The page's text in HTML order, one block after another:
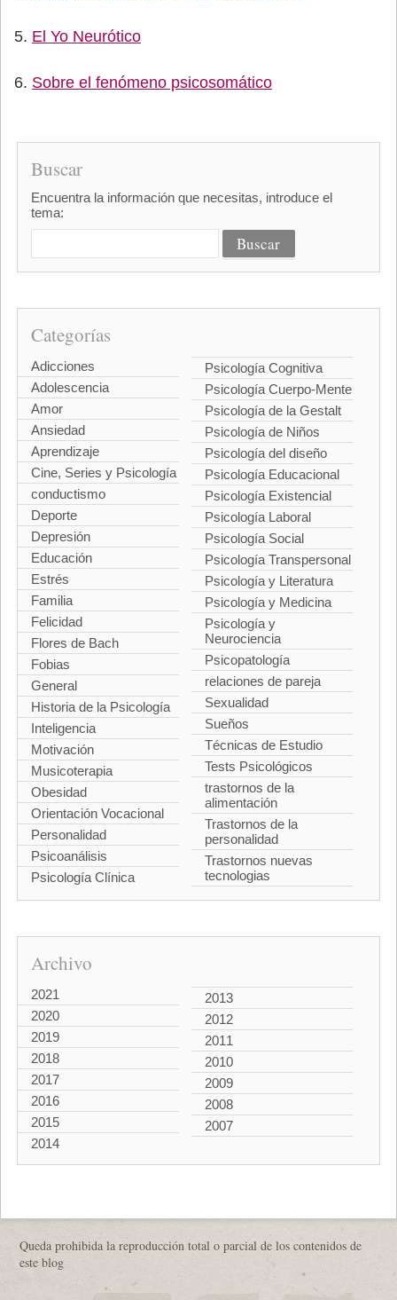
El Yo Neurótico
Sobre el fenómeno psicosomático
Buscar
Encuentra la información que necesitas, introduce el
tema:
Categorías
Adicciones
Adolescencia
Amor
Ansiedad
Aprendizaje
Cine, Series y Psicología
conductismo
Deporte
Depresión
Educación
Estrés
Familia
Felicidad
Flores de Bach
Fobias
General
Historia de la Psicología
Inteligencia
Motivación
Musicoterapia
Obesidad
Orientación Vocacional
Personalidad
Psicoanálisis
Psicología Clínica
Psicología Cognitiva
Psicología Cuerpo-Mente
Psicología de la Gestalt
Psicología de Niños
Psicología del diseño
Psicología Educacional
Psicología Existencial
Psicología Laboral
Psicología Social
Psicología Transpersonal
Psicología y Literatura
Psicología y Medicina
Psicología y
Neurociencia
Psicopatología
relaciones de pareja
Sexualidad
Sueños
Técnicas de Estudio
Tests Psicológicos
trastornos de la
alimentación
Trastornos de la
personalidad
Trastornos nuevas
tecnologias
Archivo
2021
2020
2019
2018
2017
2016
2015
2014
2013
2012
2011
2010
2009
2008
2007
Queda prohibida la reproducción total o parcial de los contenidos de
este blog